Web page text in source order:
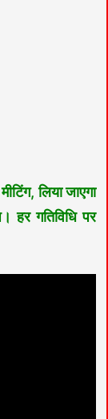
लिया जाएगा
हर गतिविधि पर